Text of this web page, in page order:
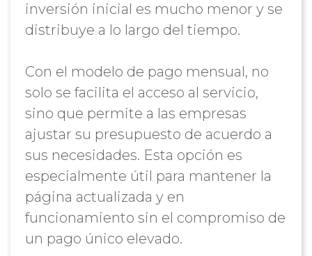
inversión inicial es mucho menor y se
distribuye a lo largo del tiempo.
Con el modelo de pago mensual, no
solo se facilita el acceso al servicio,
sino que permite a las empresas
ajustar su presupuesto de acuerdo a
sus necesidades. Esta opción es
especialmente útil para mantener la
página actualizada y en
funcionamiento sin el compromiso de
un pago único elevado.